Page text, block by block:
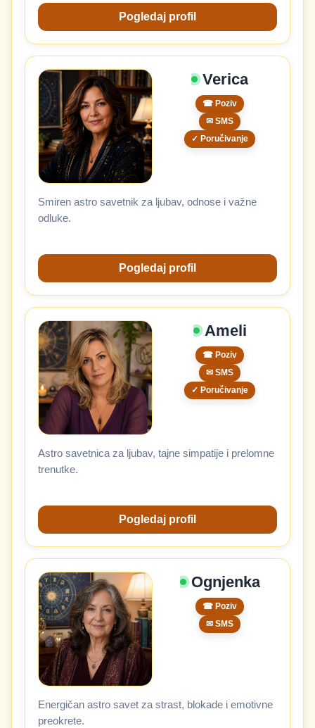
Pogledaj profil
Verica
☎ Poziv
✉ SMS
✓ Poručivanje
Smiren astro savetnik za ljubav, odnose i važne
odluke.
Pogledaj profil
Ameli
☎ Poziv
✉ SMS
✓ Poručivanje
Astro savetnica za ljubav, tajne simpatije i prelomne
trenutke.
Pogledaj profil
Ognjenka
☎ Poziv
✉ SMS
Energičan astro savet za strast, blokade i emotivne
preokrete.